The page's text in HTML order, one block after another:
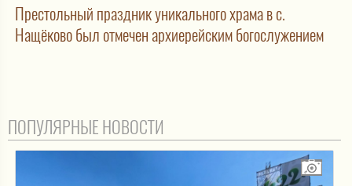
Престольный праздник уникального храма в с.
Нащёково был отмечен архиерейским богослужением
ПОПУЛЯРНЫЕ НОВОСТИ